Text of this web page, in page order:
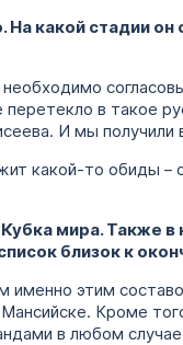
какой стадии он
в такое
И мы получили
какой-то обиды –
мира. Также
близок к
именно этим
Кроме
в любом